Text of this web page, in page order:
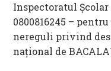
Inspectoratul
0800816245 –
nereguli privind
național de